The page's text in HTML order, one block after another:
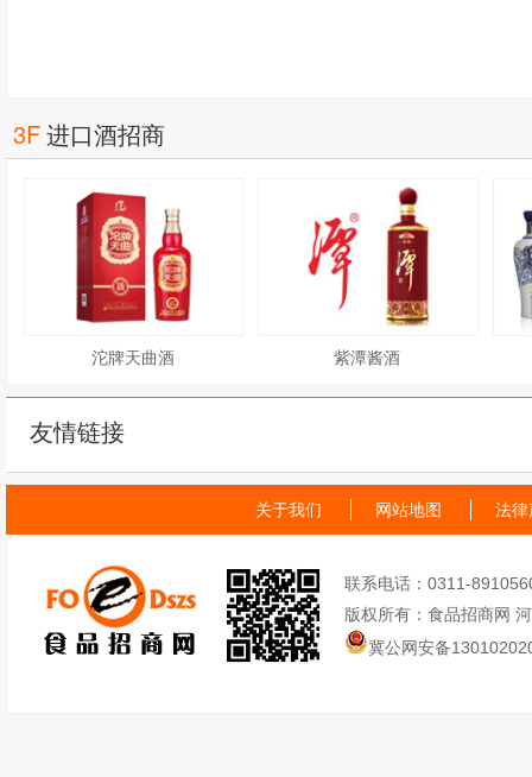
3F进口酒招商
沱牌天曲酒 紫潭酱酒
友情链接
关于我们 网站地图 法律
联系电话：0311-
版权所有：食品招商网
冀公网安备